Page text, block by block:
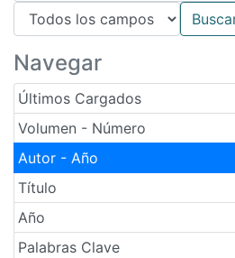
Navegar
Últimos Cargados
Volumen - Número
Autor - Año
Título
Año
Palabras Clave